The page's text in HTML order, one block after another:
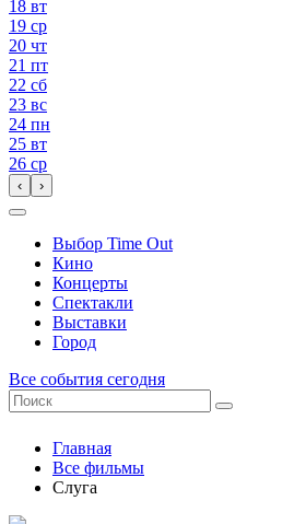
18 вт
19 ср
20 чт
21 пт
22 сб
23 вс
24 пн
25 вт
26 ср
‹ ›
Выбор Time Out
Кино
Концерты
Спектакли
Выставки
Город
Все события сегодня
Главная
Все фильмы
Слуга